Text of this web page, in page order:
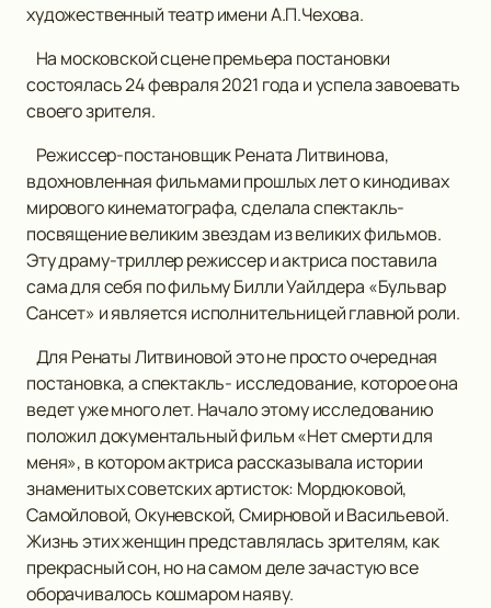
художественный театр имени А.П.Чехова.
На московской сцене премьера постановки
состоялась 24 февраля 2021 года и успела завоевать
своего зрителя.
Режиссер-постановщик Рената Литвинова,
вдохновленная фильмами прошлых лет о кинодивах
мирового кинематографа, сделала спектакль-
посвящение великим звездам из великих фильмов.
Эту драму-триллер режиссер и актриса поставила
сама для себя по фильму Билли Уайлдера «Бульвар
Сансет» и является исполнительницей главной роли.
Для Ренаты Литвиновой это не просто очередная
постановка, а спектакль- исследование, которое она
ведет уже много лет. Начало этому исследованию
положил документальный фильм «Нет смерти для
меня», в котором актриса рассказывала истории
знаменитых советских артисток: Мордюковой,
Самойловой, Окуневской, Смирновой и Васильевой.
Жизнь этих женщин представлялась зрителям, как
прекрасный сон, но на самом деле зачастую все
оборачивалось кошмаром наяву.